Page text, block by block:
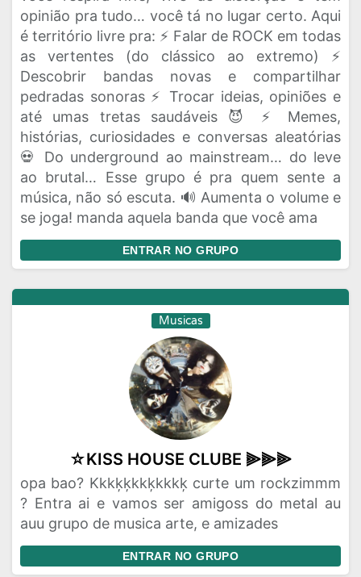
opinião pra tudo… você tá no lugar certo. Aqui
é território livre pra: ⚡ Falar de ROCK em todas
as vertentes (do clássico ao extremo) ⚡
Descobrir bandas novas e compartilhar
pedradas sonoras ⚡ Trocar ideias, opiniões e
até umas tretas saudáveis 😈 ⚡ Memes,
histórias, curiosidades e conversas aleatórias
💀 Do underground ao mainstream… do leve
ao brutal… Esse grupo é pra quem sente a
música, não só escuta. 🔊 Aumenta o volume e
se joga! manda aquela banda que você ama
ENTRAR NO GRUPO
Musicas
☆KISS HOUSE CLUBE ⫸⫸⫸
opa bao? Kkkķķkkķkkkķ curte um rockzimmm
? Entra ai e vamos ser amigoss do metal au
auu grupo de musica arte, e amizades
ENTRAR NO GRUPO